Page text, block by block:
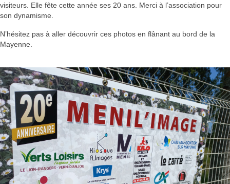
visiteurs. Elle fête cette année ses 20 ans. Merci à l’association pour
son dynamisme.
N’hésitez pas à aller découvrir ces photos en flânant au bord de la
Mayenne.